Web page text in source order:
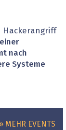
Hackerangriff
nach
Systeme
» MEHR EVENTS